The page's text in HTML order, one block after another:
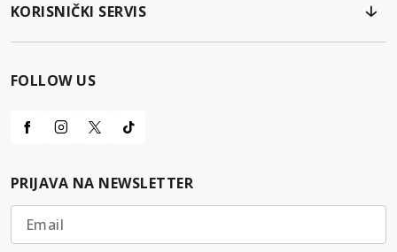
KORISNIČKI SERVIS
FOLLOW US
PRIJAVA NA NEWSLETTER
Email